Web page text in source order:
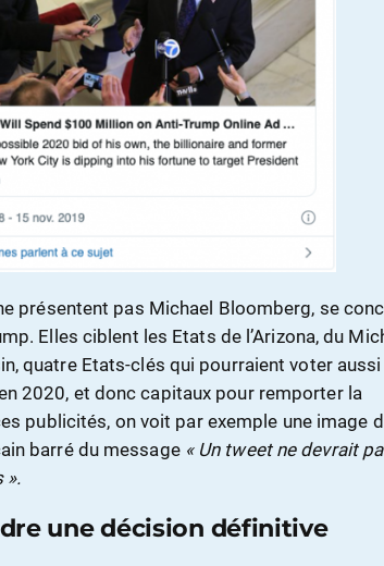
présentent pas Michael Bloomberg, se
Elles ciblent les Etats de l’Arizona, du
quatre Etats-clés qui pourraient voter
2020, et donc capitaux pour remporter la
publicités, on voit par exemple une image
barré du message« Un tweet ne devrait
».
une décision définitive